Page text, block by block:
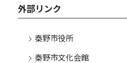
外部リンク
秦野市役所
秦野市文化会館